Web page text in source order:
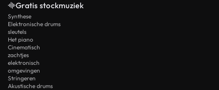
Gratis stockmuziek
Synthese
Elektronische drums
sleutels
Het piano
Cinematisch
zachtjes
elektronisch
omgevingen
Stringeren
Akustische drums